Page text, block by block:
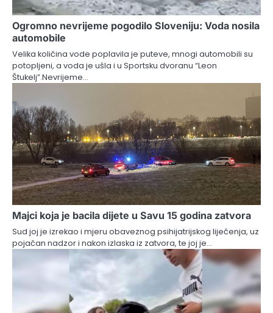
Ogromno nevrijeme pogodilo Sloveniju: Voda nosila
automobile
Velika količina vode poplavila je puteve, mnogi automobili su
potopljeni, a voda je ušla i u Sportsku dvoranu “Leon
Štukelj”.Nevrijeme…
Majci koja je bacila dijete u Savu 15 godina zatvora
Sud joj je izrekao i mjeru obaveznog psihijatrijskog liječenja, uz
pojačan nadzor i nakon izlaska iz zatvora, te joj je…